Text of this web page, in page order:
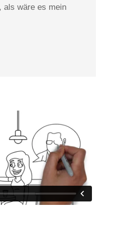
als wäre es mein